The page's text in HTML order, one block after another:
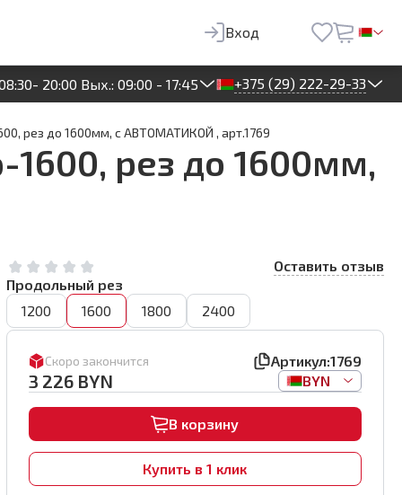
Вход
20:00 Вых.: 09:00 - 17:45 +375 (29) 222-29-33
В корзину
рез до 1600мм, с АВТОМАТИКОЙ , арт.1769
1600, рез до 1600мм,
Оставить отзыв
Продольный рез
1200
1600 1800 2400
Скоро закончится Артикул:1769
3 226 BYN BYN
В корзину
Купить в 1 клик